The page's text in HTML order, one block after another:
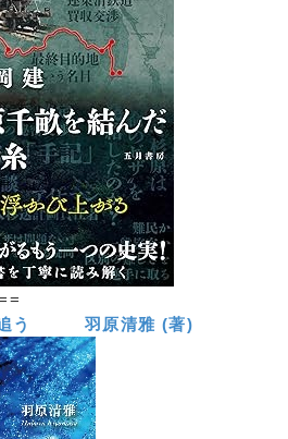
を追う 羽原清雅 (著)